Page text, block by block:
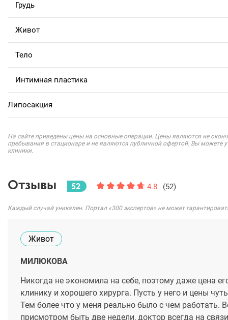
Грудь
Живот
Тело
Интимная пластика
Липосакция
На сайте приведены цены на основные операции. Цены являются не
пребывания в стационаре и не являются публичной офертой. Вы
клиники.
Отзывы 52 4.8 (52)
Каждый случай уникален. Портал «300 экспертов» не может
Живот
МИЛЮКОВА
Никогда не экономила на себе, поэтому даже цена
клинику и хорошего хирурга. Пусть у него и цены
Тем более что у меня реально было с чем работать.
присмотром быть две недели, доктор всегда на